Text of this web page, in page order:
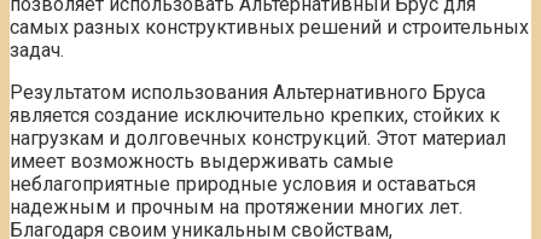
самых разных конструктивных решений и строительных
задач.
Результатом использования Альтернативного Бруса
является создание исключительно крепких, стойких к
нагрузкам и долговечных конструкций. Этот материал
имеет возможность выдерживать самые
неблагоприятные природные условия и оставаться
надежным и прочным на протяжении многих лет.
Благодаря своим уникальным свойствам,